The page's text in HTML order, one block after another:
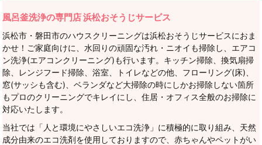
風呂釜洗浄の専門店 浜松おそうじサービス
浜松市・磐田市のハウスクリーニングは浜松おそうじサービスにおま
かせ！ご家庭向けに、水回りの頑固な汚れ・ニオイも掃除し、エアコ
ン洗浄(エアコンクリーニング)も行います。キッチン掃除、換気扇掃
除、レンジフード掃除、浴室、トイレなどの他、フローリング(床)、
窓(サッシも含む)、ベランダなど大掃除の時にしかお掃除しない箇所
もプロのクリーニングでキレイにし、住居・オフィス全般のお掃除に
対応いたします。
当社では「人と環境にやさしいエコ洗浄」に積極的に取り組み、天然
成分由来のエコ洗剤を使用しておりますので、赤ちゃんやペットがい